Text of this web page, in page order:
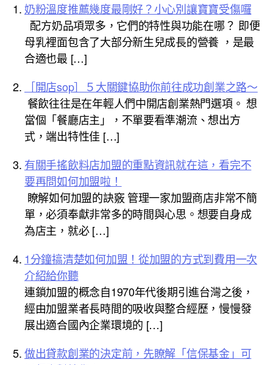
奶粉溫度推薦幾度最剛好？小心別讓寶寶受傷囉
配方奶品項眾多，它們的特性與功能在哪？ 即便
母乳裡面包含了大部分新生兒成長的營養 ，是最
合適也最 […]
［開店sop］５大關鍵協助你前往成功創業之路～
餐飲往往是在年輕人們中開店創業熱門選項。 想
當個「餐廳店主」，不單要看準潮流、想出方
式，端出特性佳 […]
有關手搖飲料店加盟的重點資訊就在這，看完不
要再問如何加盟啦！
瞭解如何加盟的訣竅 管理一家加盟商店非常不簡
單，必須奉獻非常多的時間與心思。想要自身成
為店主，就必 […]
1分鐘搞清楚如何加盟！從加盟的方式到費用一次
介紹給你聽
連鎖加盟的概念自1970年代後期引進台灣之後，
經由加盟業者長時間的吸收與整合經歷，慢慢發
展出適合國內企業環境的 […]
做出貸款創業的決定前，先瞭解「信保基金」可